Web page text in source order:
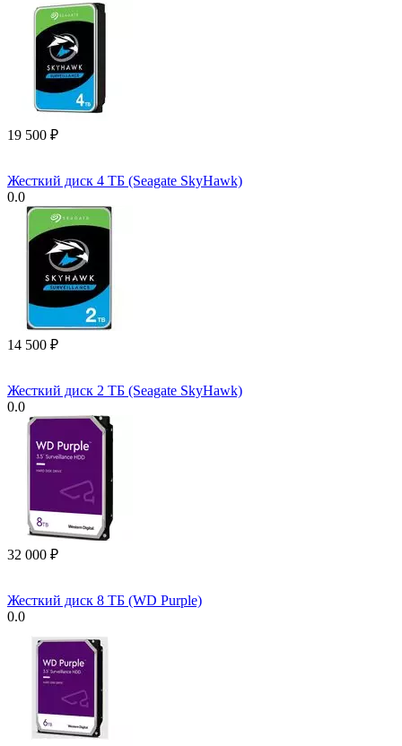
19 500 ₽
Жесткий диск 4 ТБ (Seagate SkyHawk)
0.0
14 500 ₽
Жесткий диск 2 ТБ (Seagate SkyHawk)
0.0
32 000 ₽
Жесткий диск 8 ТБ (WD Purple)
0.0